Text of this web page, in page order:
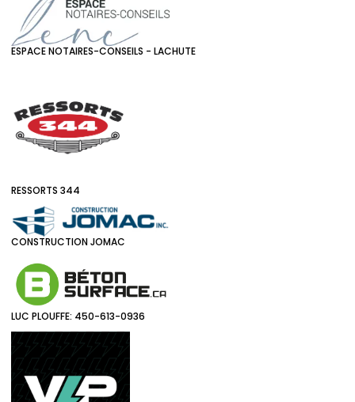
ESPACE NOTAIRES-CONSEILS - LACHUTE
RESSORTS 344
CONSTRUCTION JOMAC
LUC PLOUFFE: 450-613-0936